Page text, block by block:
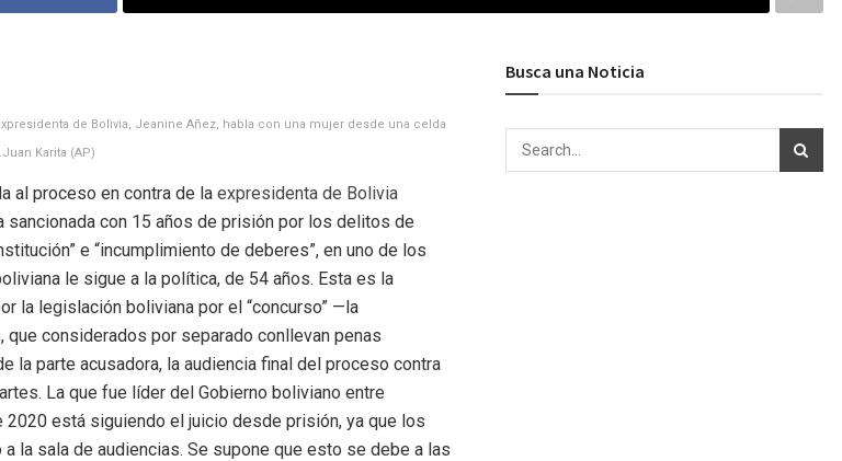
de Bolivia, Jeanine Añez, habla con una mujer desde una celda
Juan Karita (AP)
al proceso en contra de la expresidenta de Bolivia
sancionada con 15 años de prisión por los delitos de
e “incumplimiento de deberes”, en uno de los
le sigue a la política, de 54 años. Esta es la
la legislación boliviana por el “concurso” —la
considerados por separado conllevan penas
la parte acusadora, la audiencia final del proceso contra
La que fue líder del Gobierno boliviano entre
está siguiendo el juicio desde prisión, ya que los
la sala de audiencias. Se supone que esto se debe a las
Busca una Noticia